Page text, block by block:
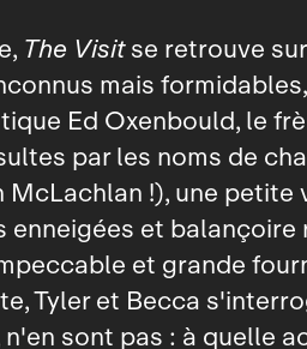
The Visitse retrouve
mais
Ed Oxenbould, le
par les noms de
!), une petite
enneigées et
et grande
Tyler et Becca
sont pas : à quelle